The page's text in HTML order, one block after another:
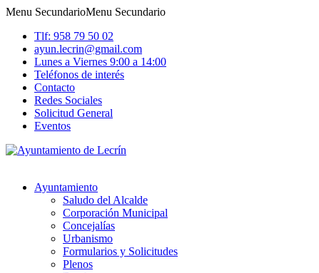
Menu SecundarioMenu Secundario
Tlf: 958 79 50 02
ayun.lecrin@gmail.com
Lunes a Viernes 9:00 a 14:00
Teléfonos de interés
Contacto
Redes Sociales
Solicitud General
Eventos
Ayuntamiento
Saludo del Alcalde
Corporación Municipal
Concejalías
Urbanismo
Formularios y Solicitudes
Plenos